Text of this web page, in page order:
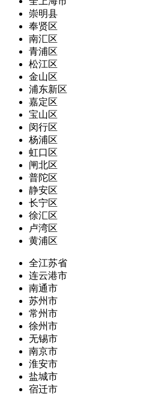
崇明县
奉贤区
南汇区
青浦区
松江区
金山区
浦东新区
嘉定区
宝山区
闵行区
杨浦区
虹口区
闸北区
普陀区
静安区
长宁区
徐汇区
卢湾区
黄浦区
全江苏省
连云港市
南通市
苏州市
常州市
徐州市
无锡市
南京市
淮安市
盐城市
宿迁市